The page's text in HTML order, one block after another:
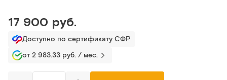
17 900 руб.
Доступно по сертификату СФР
от 2 983.33 руб. / мес.